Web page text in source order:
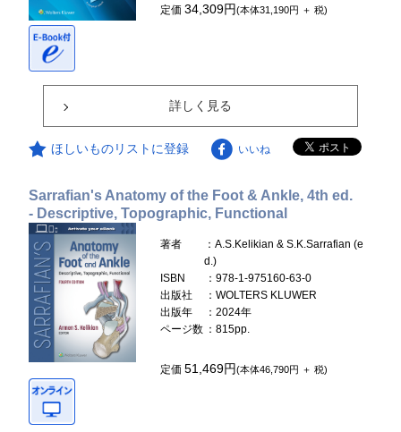
定価34,309円(本体31,190円 ＋ 税)
詳しく見る
ほしいものリストに登録 いいね
Sarrafian's Anatomy of the Foot & Ankle, 4th ed.
- Descriptive, Topographic, Functional
著者
：A.S.Kelikian & S.K.Sarrafian (e
d.)
ISBN
：978-1-975160-63-0
出版社
：WOLTERS KLUWER
出版年
：2024年
ページ数 ：815pp.
定価51,469円(本体46,790円 ＋ 税)